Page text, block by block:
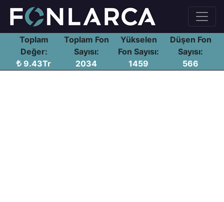
Toplam
Değer:
9.43Tr
Toplam Fon
Sayısı:
2034
Yükselen
Fon Sayısı:
1459
Düşen Fon
Sayısı:
566